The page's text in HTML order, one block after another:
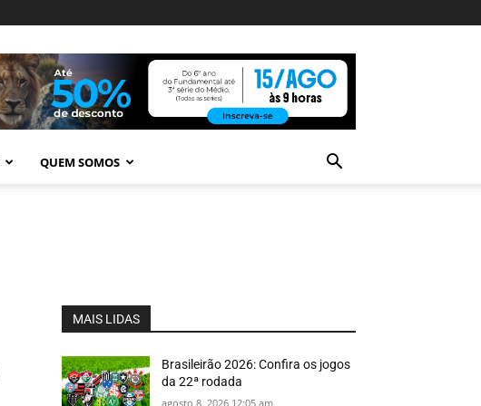
QUEM SOMOS
MAIS LIDAS
Brasileirão 2026: Confira os jogos
da 22ª rodada
agosto 8, 2026 12:05 am